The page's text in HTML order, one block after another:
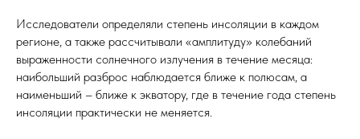
Исследователи определяли степень инсоляции в каждом
регионе, а также рассчитывали «амплитуду» колебаний
выраженности солнечного излучения в течение месяца:
наибольший разброс наблюдается ближе к полюсам, а
наименьший – ближе к экватору, где в течение года степень
инсоляции практически не меняется.